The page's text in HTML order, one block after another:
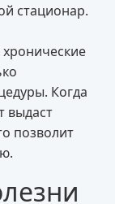
стационар.
Когда
выдаст
позволит